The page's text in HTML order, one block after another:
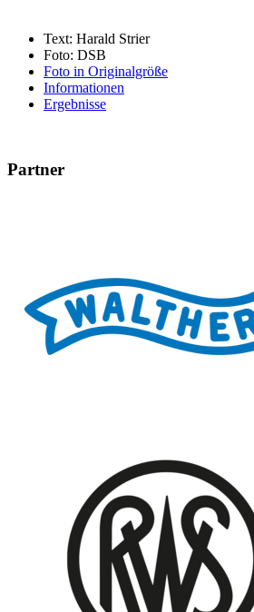
Text: Harald Strier
Foto: DSB
Foto in Originalgröße
Informationen
Ergebnisse
Partner